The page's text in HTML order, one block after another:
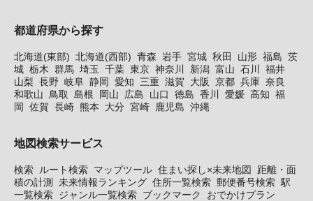
都道府県から探す
北海道(東部) 北海道(西部) 青森 岩手 宮城 秋田 山形 福島 茨
城 栃木 群馬 埼玉 千葉 東京 神奈川 新潟 富山 石川
福井
山梨 長野 岐阜 静岡 愛知 三重 滋賀 大阪 京都 兵庫 奈良
和歌山
鳥取 島根 岡山 広島 山口 徳島 香川 愛媛 高知 福
岡
佐賀 長崎 熊本 大分 宮崎 鹿児島 沖縄
地図検索サービス
検索 ルート検索 マップツール 住まい探し×未来地図
距離・面
積の計測 未来情報ランキング 住所一覧検索 郵便番号検索 駅
一覧検索 ジャンル一覧検索 ブックマーク おでかけプラン